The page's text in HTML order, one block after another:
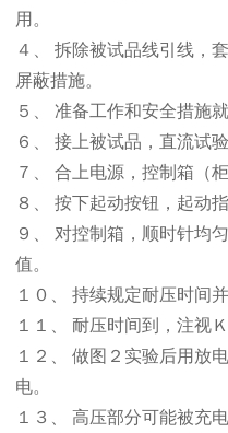
用。
４、 拆除被试品线引线，
屏蔽措施。
５、 准备工作和安全措施
６、 接上被试品，直流试
７、 合上电源，控制箱（
８、 按下起动按钮，起动指
９、 对控制箱，顺时针均
值。
１０、 持续规定耐压时间
１１、 耐压时间到，注视
１２、 做图２实验后用放
电。
１３、 高压部分可能被充